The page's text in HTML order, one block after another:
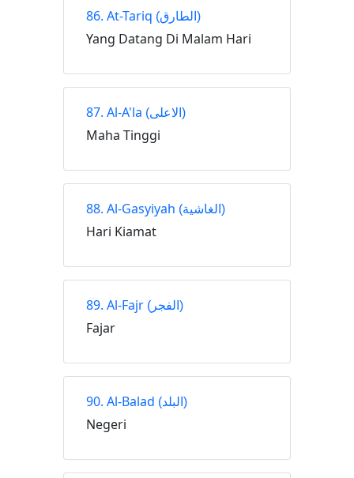
86. At-Tariq (الطارق)
Yang Datang Di Malam Hari
87. Al-A'la (الاعلى)
Maha Tinggi
88. Al-Gasyiyah (الغاشية)
Hari Kiamat
89. Al-Fajr (الفجر)
Fajar
90. Al-Balad (البلد)
Negeri